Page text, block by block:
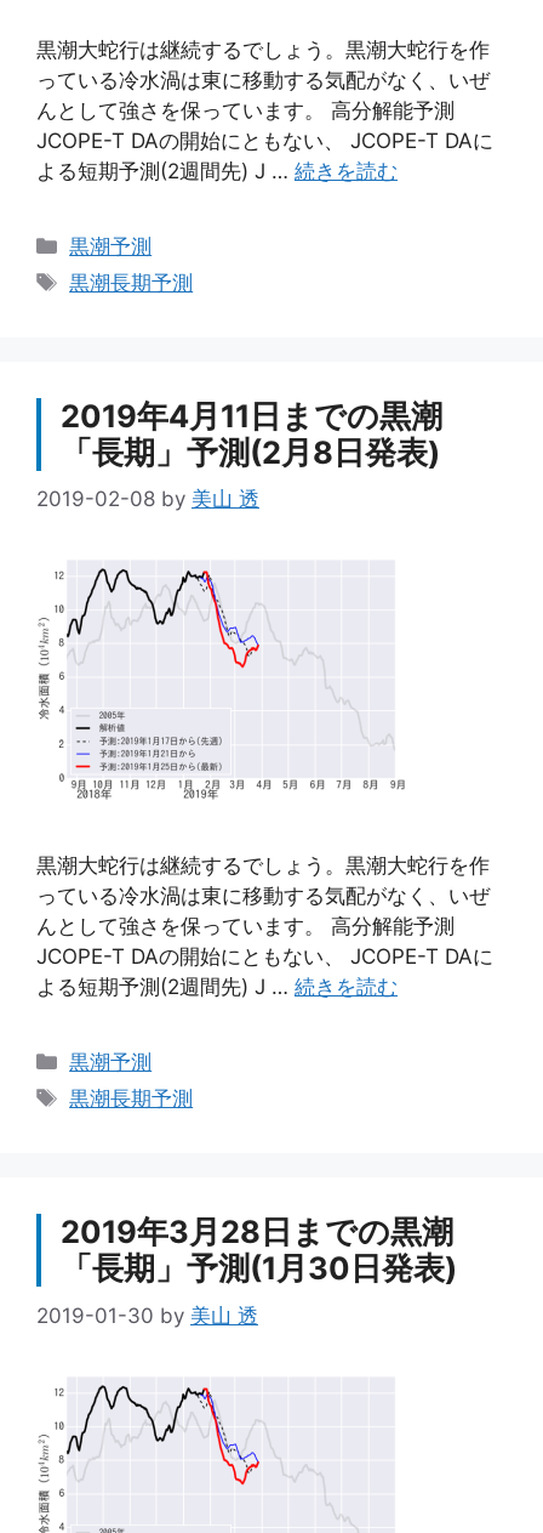
黒潮大蛇行は継続するでしょう。黒潮大蛇行を作
っている冷水渦は東に移動する気配がなく、いぜ
んとして強さを保っています。 高分解能予測
JCOPE-T DAの開始にともない、 JCOPE-T DAに
よる短期予測(2週間先) J … 続きを読む
カ
テ
ゴ
黒潮予測
タ
黒潮長期予測
2019年4月11日までの黒潮
「長期」予測(2月8日発表)
2019-02-08 by 美山 透
黒潮大蛇行は継続するでしょう。黒潮大蛇行を作
っている冷水渦は東に移動する気配がなく、いぜ
んとして強さを保っています。 高分解能予測
JCOPE-T DAの開始にともない、 JCOPE-T DAに
よる短期予測(2週間先) J … 続きを読む
カ
テ
黒潮予測
タ
黒潮長期予測
2019年3月28日までの黒潮
「長期」予測(1月30日発表)
2019-01-30 by 美山 透